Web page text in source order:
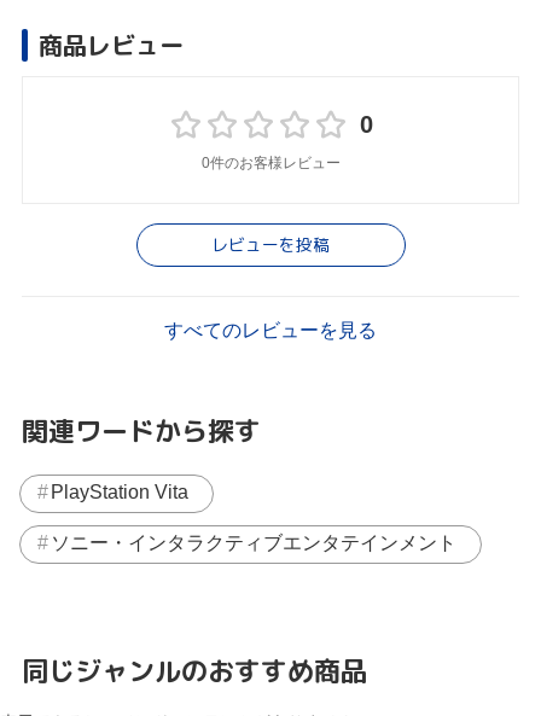
商品レビュー
0
0件のお客様レビュー
レビューを投稿
すべてのレビューを見る
関連ワードから探す
PlayStation Vita
ソニー・インタラクティブエンタテインメント
同じジャンルのおすすめ商品